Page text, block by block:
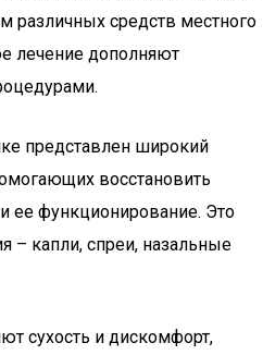
различных средств местного
лечение дополняют
представлен широкий
восстановить
ее функционирование. Это
– капли, спреи, назальные
сухость и дискомфорт,